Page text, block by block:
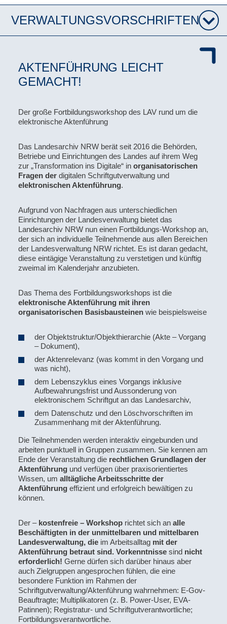
VERWALTUNGSVORSCHRIFTEN
AKTENFÜHRUNG LEICHT
GEMACHT!
Der große Fortbildungsworkshop des LAV rund um die
elektronische Aktenführung
Das Landesarchiv NRW berät seit 2016 die Behörden,
Betriebe und Einrichtungen des Landes auf ihrem Weg
zur „Transformation ins Digitale“ in organisatorischen
Fragen der digitalen Schriftgutverwaltung und
elektronischen Aktenführung.
Aufgrund von Nachfragen aus unterschiedlichen
Einrichtungen der Landesverwaltung bietet das
Landesarchiv NRW nun einen Fortbildungs-Workshop an,
der sich an individuelle Teilnehmende aus allen Bereichen
der Landesverwaltung NRW richtet. Es ist daran gedacht,
diese eintägige Veranstaltung zu verstetigen und künftig
zweimal im Kalenderjahr anzubieten.
Das Thema des Fortbildungsworkshops ist die
elektronische Aktenführung mit ihren
organisatorischen Basisbausteinen wie beispielsweise
der Objektstruktur/Objekthierarchie (Akte – Vorgang
– Dokument),
der Aktenrelevanz (was kommt in den Vorgang und
was nicht),
dem Lebenszyklus eines Vorgangs inklusive
Aufbewahrungsfrist und Aussonderung von
elektronischem Schriftgut an das Landesarchiv,
dem Datenschutz und den Löschvorschriften im
Zusammenhang mit der Aktenführung.
Die Teilnehmenden werden interaktiv eingebunden und
arbeiten punktuell in Gruppen zusammen. Sie kennen am
Ende der Veranstaltung die rechtlichen Grundlagen der
Aktenführung und verfügen über praxisorientiertes
Wissen, um alltägliche Arbeitsschritte der
Aktenführung effizient und erfolgreich bewältigen zu
können.
Der – kostenfreie – Workshop richtet sich an alle
Beschäftigten in der unmittelbaren und mittelbaren
Landesverwaltung, die im Arbeitsalltag mit der
Aktenführung betraut sind. Vorkenntnisse sind nicht
erforderlich! Gerne dürfen sich darüber hinaus aber
auch Zielgruppen angesprochen fühlen, die eine
besondere Funktion im Rahmen der
Schriftgutverwaltung/Aktenführung wahrnehmen: E-Gov-
Beauftragte; Multiplikatoren (z. B. Power-User, EVA-
Patinnen); Registratur- und Schriftgutverantwortliche;
Fortbildungsverantwortliche.